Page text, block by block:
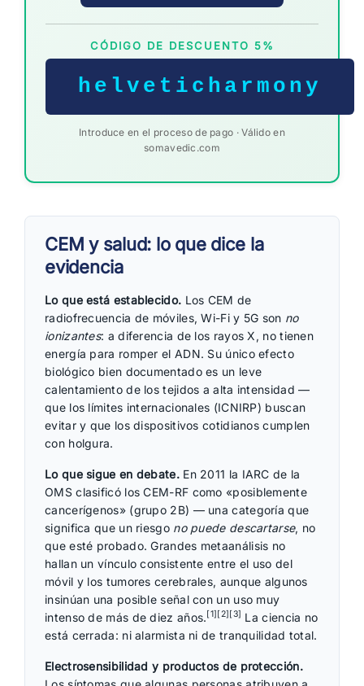
CÓDIGO DE DESCUENTO 5%
helveticharmony
Introduce en el proceso de pago · Válido en
somavedic.com
CEM y salud: lo que dice la
evidencia
Lo que está establecido. Los CEM de
radiofrecuencia de móviles, Wi-Fi y 5G son no
ionizantes: a diferencia de los rayos X, no tienen
energía para romper el ADN. Su único efecto
biológico bien documentado es un leve
calentamiento de los tejidos a alta intensidad —
que los límites internacionales (ICNIRP) buscan
evitar y que los dispositivos cotidianos cumplen
con holgura.
Lo que sigue en debate.En 2011 la IARC de la
OMS clasificó los CEM-RF como «posiblemente
cancerígenos» (grupo 2B) — una categoría que
significa que un riesgo no puede descartarse, no
que esté probado. Grandes metaanálisis no
hallan un vínculo consistente entre el uso del
móvil y los tumores cerebrales, aunque algunos
insinúan una posible señal con un uso muy
intenso de más de diez años. [1][2][3] La ciencia no
está cerrada: ni alarmista ni de tranquilidad total.
Electrosensibilidad y productos de protección.